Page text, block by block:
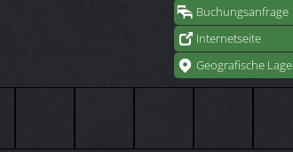
Buchungsanfrage
Internetseite
Geografische Lage